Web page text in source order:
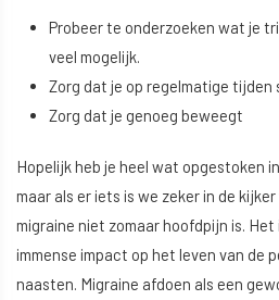
Probeer te onderzoeken wat je
veel mogelijk.
Zorg dat je op regelmatige tijden
Zorg dat je genoeg beweegt
Hopelijk heb je heel wat opgestoken
maar als er iets is we zeker in de
migraine niet zomaar hoofdpijn is.
immense impact op het leven van de
naasten. Migraine afdoen als een